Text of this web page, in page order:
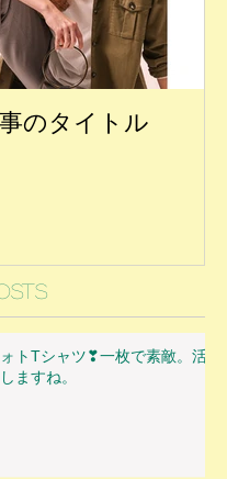
のタイトル
トTシャツ❣一枚で素敵。活
ますね。